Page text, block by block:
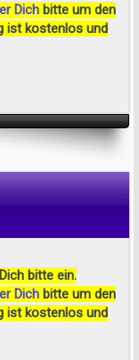
Dich bitte um den
ist kostenlos und
bitte ein.
Dich bitte um den
ist kostenlos und